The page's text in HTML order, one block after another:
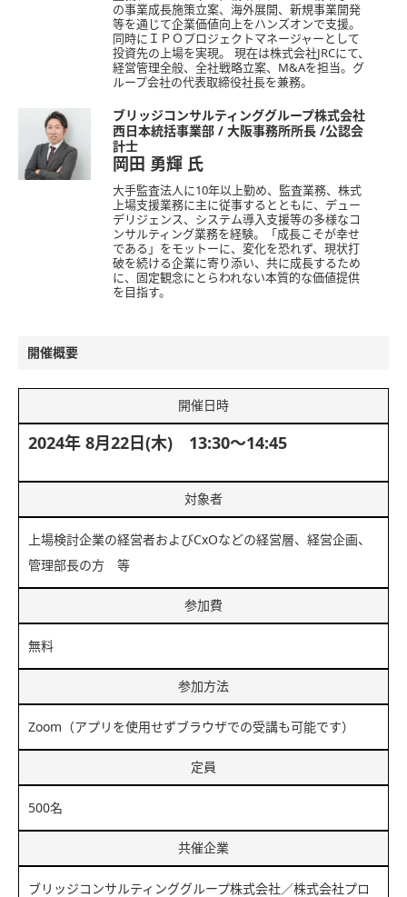
の事業成長施策立案、海外展開、新規事業開発
等を通じて企業価値向上をハンズオンで支援。
同時にＩＰＯプロジェクトマネージャーとして
投資先の上場を実現。 現在は株式会社JRCにて、
経営管理全般、全社戦略立案、M&Aを担当。グ
ループ会社の代表取締役社長を兼務。
ブリッジコンサルティンググループ株式会社
西日本統括事業部 / 大阪事務所所長 /公認会
計士
岡田 勇輝 氏
大手監査法人に10年以上勤め、監査業務、株式
上場支援業務に主に従事するとともに、デュー
デリジェンス、システム導入支援等の多様なコ
ンサルティング業務を経験。「成長こそが幸せ
である」をモットーに、変化を恐れず、現状打
破を続ける企業に寄り添い、共に成長するため
に、固定観念にとらわれない本質的な価値提供
を目指す。
開催概要
開催日時
2024年 8月22日(木) 13:30～14:45
対象者
上場検討企業の経営者およびCxOなどの経営層、経営企画、
管理部長の方 等
参加費
無料
参加方法
Zoom（アプリを使用せずブラウザでの受講も可能です）
定員
500名
共催企業
ブリッジコンサルティンググループ株式会社／株式会社プロ